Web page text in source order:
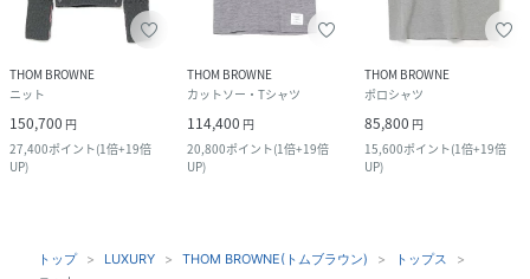
THOM BROWNE
ニット
150,700 円
27,400ポイント(1倍+19倍
UP)
THOM BROWNE
カットソー・Tシャツ
114,400 円
20,800ポイント(1倍+19倍
UP)
THOM BROWNE
ポロシャツ
85,800 円
15,600ポイント(1倍+19倍
UP)
トップ LUXURY THOM BROWNE(トムブラウン)
トップス